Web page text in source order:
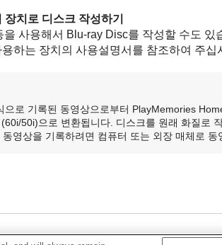
장치로 디스크 작성하기
을 사용해서 Blu-ray Disc를 작성할 수도 있
하는 장치의 사용설명서를 참조하여 주십
으로 기록된 동영상으로부터 PlayMemories
50i)으로 변환됩니다. 디스크를 원래 화질로
영상을 기록하려면 컴퓨터 또는 외장 매체로 동